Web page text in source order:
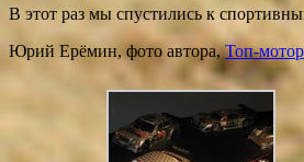
В этот раз мы спустились к
Юрий Ерёмин, фото автора,Топ-